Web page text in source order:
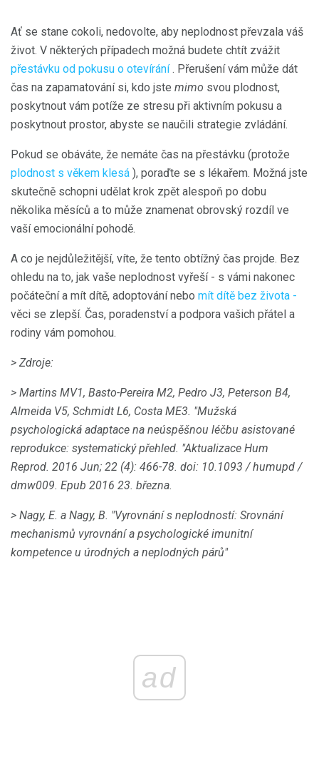
Ať se stane cokoli, nedovolte, aby neplodnost převzala váš
život. V některých případech možná budete chtít zvážit
přestávku od pokusu o otevírání. Přerušení vám může dát
čas na zapamatování si, kdo jste mimo svou plodnost,
poskytnout vám potíže ze stresu při aktivním pokusu a
poskytnout prostor, abyste se naučili strategie zvládání.
Pokud se obáváte, že nemáte čas na přestávku (protože
plodnost s věkem klesá ), poraďte se s lékařem. Možná jste
skutečně schopni udělat krok zpět alespoň po dobu
několika měsíců a to může znamenat obrovský rozdíl ve
vaší emocionální pohodě.
A co je nejdůležitější, víte, že tento obtížný čas projde. Bez
ohledu na to, jak vaše neplodnost vyřeší - s vámi nakonec
počáteční a mít dítě, adoptování nebo mít dítě bez života -
věci se zlepší. Čas, poradenství a podpora vašich přátel a
rodiny vám pomohou.
> Zdroje:
> Martins MV1, Basto-Pereira M2, Pedro J3, Peterson B4,
Almeida V5, Schmidt L6, Costa ME3. "Mužská
psychologická adaptace na neúspěšnou léčbu asistované
reprodukce: systematický přehled. "Aktualizace Hum
Reprod. 2016 Jun; 22 (4): 466-78. doi: 10.1093 / humupd /
dmw009. Epub 2016 23. března.
> Nagy, E. a Nagy, B. "Vyrovnání s neplodností: Srovnání
mechanismů vyrovnání a psychologické imunitní
kompetence u úrodných a neplodných párů"
ad